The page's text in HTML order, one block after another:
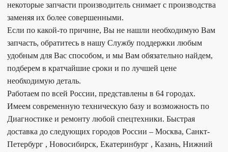
некоторые запчасти производитель снимает с производства
заменяя их более совершенными.
Если по какой-то причине, Вы не нашли необходимую Вам
запчасть, обратитесь в нашу Службу поддержки любым
удобным для Вас способом, и мы Вам обязательно найдем,
подберем в кратчайшие сроки и по лучшей цене
необходимую деталь.
Работаем по всей России, представлены в 64 городах.
Имеем современную техническую базу и возможность по
Диагностике и ремонту любой спецтехники. Быстрая
доставка до следующих городов России – Москва, Санкт-
Петербург , Новосибирск, Екатеринбург , Казань, Нижний